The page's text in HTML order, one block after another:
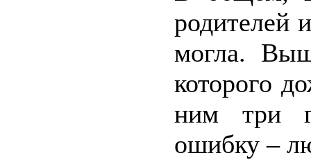
родителей
могла.
которого
ним три
ошибку –